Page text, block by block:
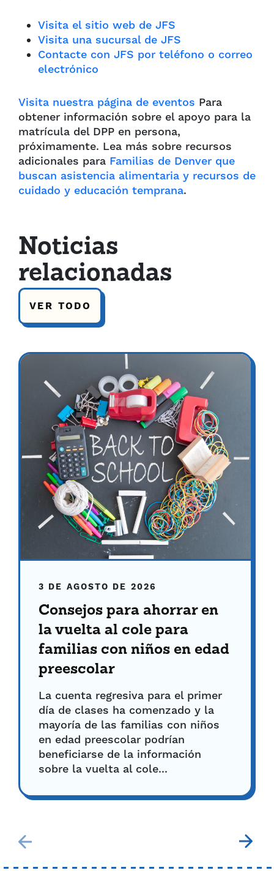
Visita el sitio web de JFS
Visita una sucursal de JFS
Contacte con JFS por teléfono o correo
electrónico
Visita nuestra página de eventos Para
obtener información sobre el apoyo para la
matrícula del DPP en persona,
próximamente. Lea más sobre recursos
adicionales para Familias de Denver que
buscan asistencia alimentaria y recursos de
cuidado y educación temprana.
Noticias
relacionadas
VER TODO
3 DE AGOSTO DE 2026
Consejos para ahorrar en
la vuelta al cole para
familias con niños en edad
preescolar
La cuenta regresiva para el primer
día de clases ha comenzado y la
mayoría de las familias con niños
en edad preescolar podrían
beneficiarse de la información
sobre la vuelta al cole...